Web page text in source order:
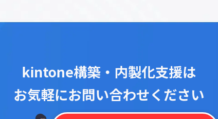
kintone構築・内製化支援は
お気軽にお問い合わせください